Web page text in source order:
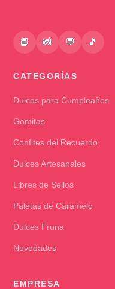
📘 📸 💬 🎵
CATEGORÍAS
Dulces para Cumpleaños
Gomitas
Confites del Recuerdo
Dulces Artesanales
Libres de Sellos
Paletas de Caramelo
Dulces Fruna
Novedades
EMPRESA